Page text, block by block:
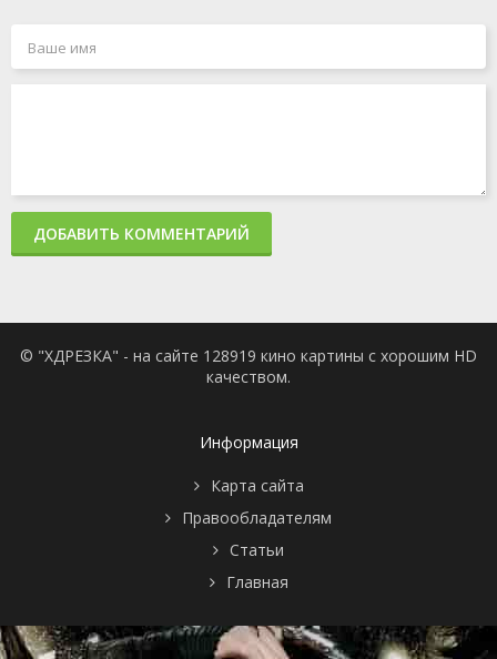
ДОБАВИТЬ КОММЕНТАРИЙ
© "ХДРЕЗКА" - на сайте 128919 кино картины с хорошим HD
качеством.
Информация
Карта сайта
Правообладателям
Статьи
Главная